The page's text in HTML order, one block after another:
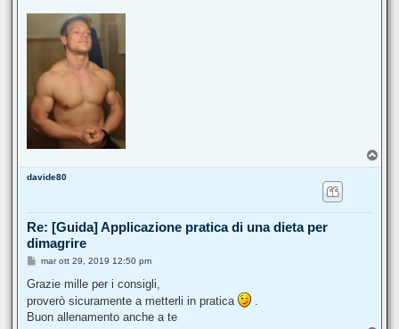
o
davide80
Re: [Guida] Applicazione pratica di una dieta per
dimagrire
M
s
a
g
g
mar ott 29, 2019 12:50 pm
Grazie mille per i consigli,
proverò sicuramente a metterli in pratica
Buon allenamento anche a te